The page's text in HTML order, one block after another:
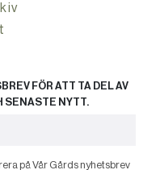
FÖR ATT TA DEL AV
SENASTE NYTT.
på Vår Gårds nyhetsbrev